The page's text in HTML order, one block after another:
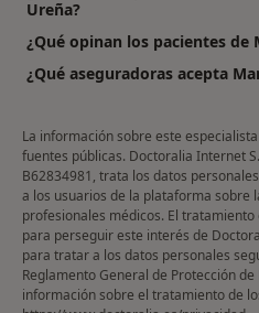
Ureña?
¿Qué opinan los pacientes de
¿Qué aseguradoras acepta
La información sobre este
fuentes públicas. Doctoralia Internet
B62834981, trata los datos
a los usuarios de la plataforma sobre
profesionales médicos. El
para perseguir este interés de
para tratar a los datos personales
Reglamento General de Protección
información sobre el tratamiento de